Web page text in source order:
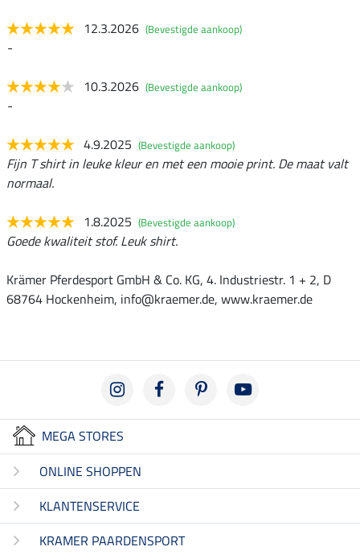
12.3.2026 (Bevestigde aankoop)
-
10.3.2026 (Bevestigde aankoop)
-
4.9.2025 (Bevestigde aankoop)
Fijn T shirt in leuke kleur en met een mooie print. De maat valt
normaal.
1.8.2025 (Bevestigde aankoop)
Goede kwaliteit stof. Leuk shirt.
Krämer Pferdesport GmbH & Co. KG, 4. Industriestr. 1 + 2, D
68764 Hockenheim, info@kraemer.de, www.kraemer.de
MEGA STORES
ONLINE SHOPPEN
KLANTENSERVICE
KRAMER PAARDENSPORT